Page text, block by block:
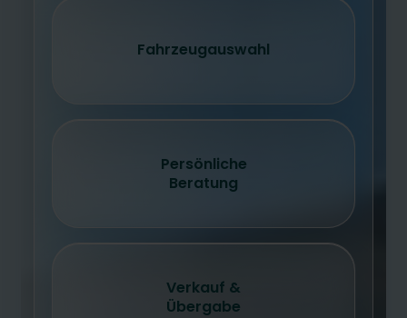
Fahrzeugauswahl
Persönliche
Beratung
Verkauf &
Übergabe